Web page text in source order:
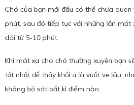
Chó của bạn mới đầu có thể chưa
phút, sau đó tiếp tục với những lần
dài từ 5-10 phút.
Khi mát xa cho chó thường xuyên bạn
tốt nhất để thấy khối u là vuốt ve lâu,
không bỏ sót bất kì điểm nào.